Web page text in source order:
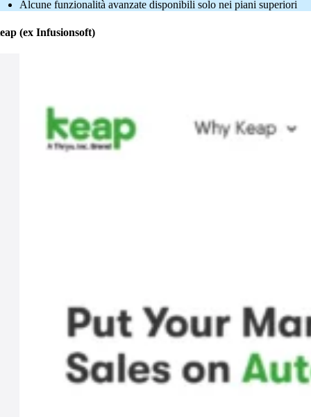
Alcune funzionalità avanzate disponibili solo nei piani superiori
(ex Infusionsoft)